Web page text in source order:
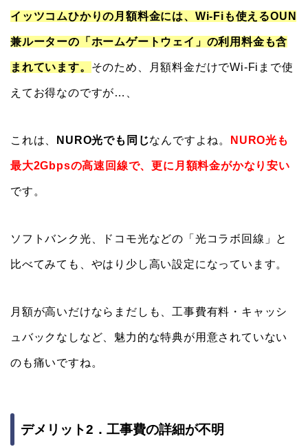
イッツコムひかりの月額料金には、Wi-Fiも使えるOUN
兼ルーターの「ホームゲートウェイ」の利用料金も含
まれています。 そのため、月額料金だけでWi-Fiまで使
えてお得なのですが…、
これは、 NURO光でも同じなんですよね。 NURO光も
最大2Gbpsの高速回線で、更に月額料金がかなり安い
です。
ソフトバンク光、ドコモ光などの「光コラボ回線」と
比べてみても、やはり少し高い設定になっています。
月額が高いだけならまだしも、工事費有料・キャッシ
ュバックなしなど、魅力的な特典が用意されていない
のも痛いですね。
デメリット2．工事費の詳細が不明